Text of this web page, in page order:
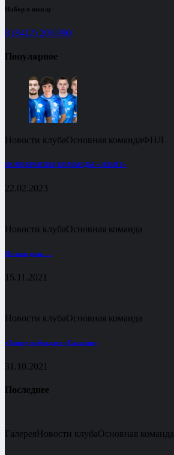
Набор в школу
8 (8412) 200-990
Популярное
Новости клубаОсновная командаФНЛ
НОВОБРАНЦЫ КОМАНДЫ «ЗЕНИТ»
22.02.2023
Новости клубаОсновная команда
Не наш день …
15.11.2021
Новости клубаОсновная команда
«Зенит» побеждает «Сахалин»
31.10.2021
Последнее
Галерея Новости клубаОсновная команда